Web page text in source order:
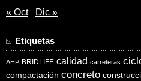
« Oct Dic »
Etiquetas
AHP BRIDLIFE calidad carreteras
compactación concreto